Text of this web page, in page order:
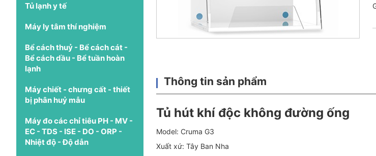
Tủ lạnh y tế
Máy ly tâm thí nghiệm
Bể cách thuỷ - Bể cách cát -
Bể cách dầu - Bể tuần hoàn
lạnh
Máy chiết - chưng cất - thiết
bị phân huỷ mẫu
Máy đo các chỉ tiêu PH - MV -
EC - TDS - ISE - DO - ORP -
Nhiệt độ - Độ dẫn
Thông tin sản phẩm
Tủ hút khí độc không đường ống
Model: Cruma G3
Xuất xứ: Tây Ban Nha